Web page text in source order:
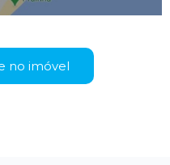
no imóvel